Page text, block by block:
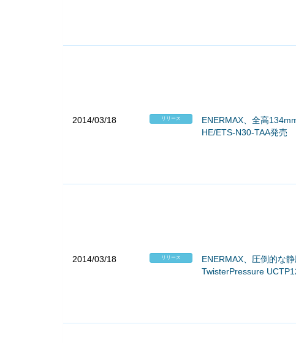
2014/03/18 リリース
ENERMAX、全高
HE/ETS-N30-TAA発売
2014/03/18 リリース
ENERMAX、圧倒的な
TwisterPressure